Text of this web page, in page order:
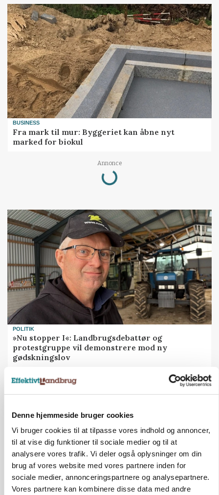
Denne hjemmeside bruger cookies
Vi bruger cookies til at tilpasse vores indhold og annoncer,
til at vise dig funktioner til sociale medier og til at
analysere vores trafik. Vi deler også oplysninger om din
brug af vores website med vores partnere inden for
sociale medier, annonceringspartnere og analysepartnere.
Vores partnere kan kombinere disse data med andre
BUSINESS
Fra mark til mur: Byggeriet kan åbne nyt
marked for biokul
Annonce
Loading...
POLITIK
»Nu stopper I«: Landbrugsdebattør og
protestgruppe vil demonstrere mod ny
gødskningslov